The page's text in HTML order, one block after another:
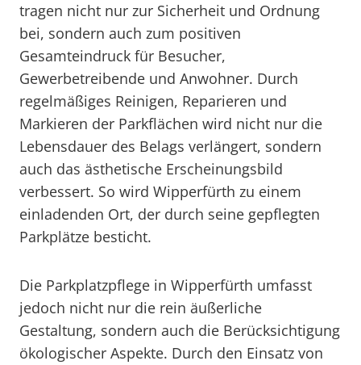
tragen nicht nur zur Sicherheit und Ordnung
bei, sondern auch zum positiven
Gesamteindruck für Besucher,
Gewerbetreibende und Anwohner. Durch
regelmäßiges Reinigen, Reparieren und
Markieren der Parkflächen wird nicht nur die
Lebensdauer des Belags verlängert, sondern
auch das ästhetische Erscheinungsbild
verbessert. So wird Wipperfürth zu einem
einladenden Ort, der durch seine gepflegten
Parkplätze besticht.
Die Parkplatzpflege in Wipperfürth umfasst
jedoch nicht nur die rein äußerliche
Gestaltung, sondern auch die Berücksichtigung
ökologischer Aspekte. Durch den Einsatz von